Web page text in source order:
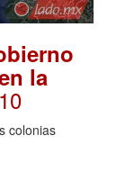
la
colonias